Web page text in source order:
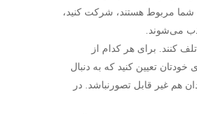
شما مربوط هستند، شرکت کنید،
می‌شوند.
کنند. برای هر کدام از
تعیین کنید که به دنبال
هم غیر قابل تصورنباشد. در